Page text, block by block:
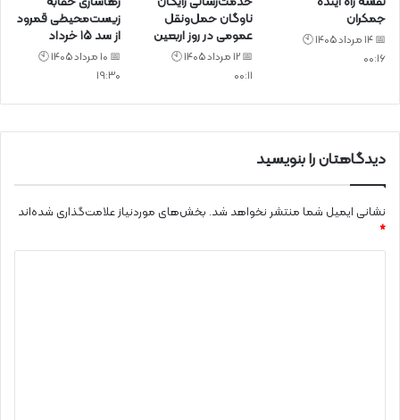
جمکران
📅 14 مرداد 1405 🕙
00:16
ناوگان حمل‌ونقل
عمومی در روز اربعین
📅 12 مرداد 1405 🕙
00:11
زیست‌محیطی قمرود
از سد ۱۵ خرداد
📅 10 مرداد 1405 🕙
19:30
دیدگاهتان را بنویسید
نشانی ایمیل شما منتشر نخواهد شد. بخش‌های موردنیاز علامت‌گذاری شده‌اند
*